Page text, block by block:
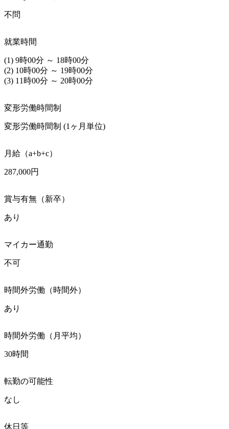
不問
就業時間
(1) 9時00分 ～ 18時00分
(2) 10時00分 ～ 19時00分
(3) 11時00分 ～ 20時00分
変形労働時間制
変形労働時間制 (1ヶ月単位)
月給（a+b+c）
287,000円
賞与有無（新卒）
あり
マイカー通勤
不可
時間外労働（時間外）
あり
時間外労働（月平均）
30時間
転勤の可能性
なし
休日等